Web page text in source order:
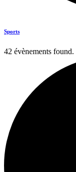
Sports
42 évènements found.